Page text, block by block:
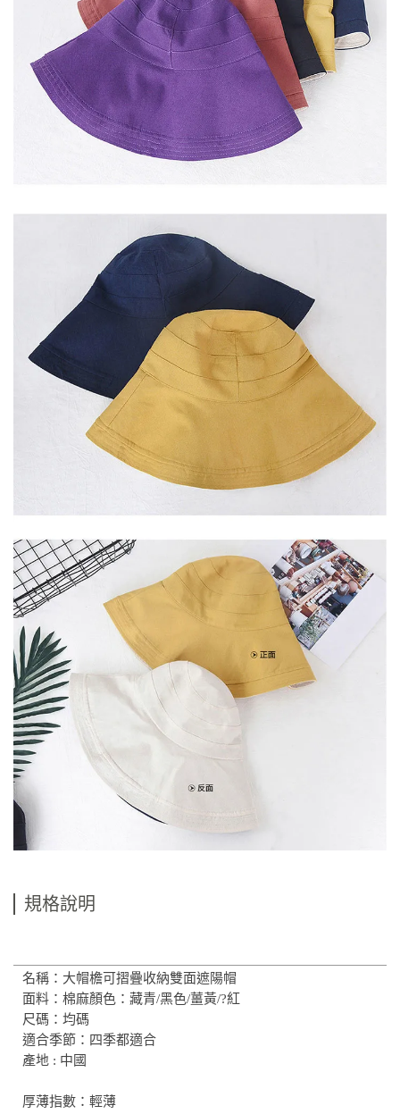
規格說明
名稱：大帽檐可摺疊收納雙面遮陽帽
面料：棉麻顏色：藏青/黑色/薑黃/?紅
尺碼：均碼
適合季節：四季都適合
產地 : 中國
厚薄指數：輕薄